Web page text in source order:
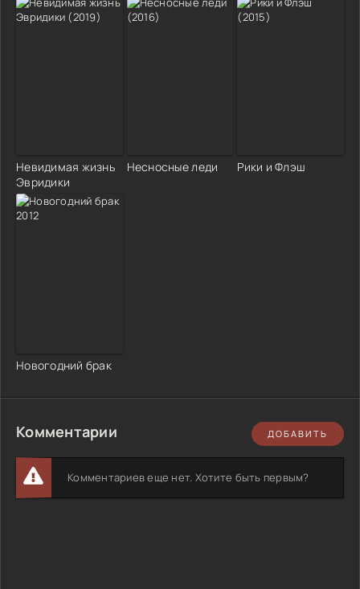
Невидимая жизнь
Эвридики
Несносные леди Рики и Флэш
Новогодний брак
Комментарии ДОБАВИТЬ
Комментариев еще нет. Хотите быть первым?